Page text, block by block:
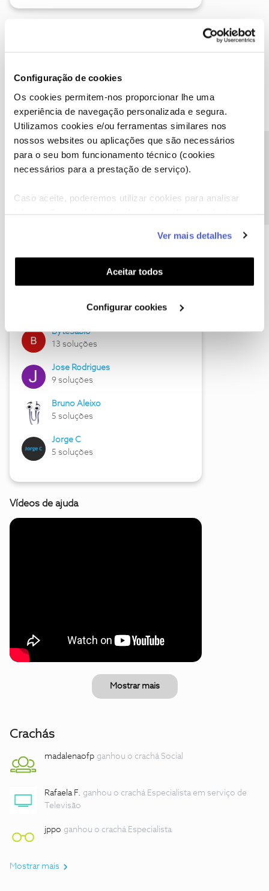
Configuração de cookies
Os cookies permitem-nos proporcionar lhe uma
experiência de navegação personalizada e segura.
Utilizamos cookies e/ou ferramentas similares nos
nossos websites ou aplicações que são necessários
para o seu bom funcionamento técnico (cookies
necessários para a prestação de serviço).
Caso aceite, poderemos utilizar cookies para analisar
funcionalidades (cookies de personalização e
funcionalidade) e adaptar anúncios aos seus interesses
(cookies de publicidade personalizada). Pode gerir a
utilização dos cookies clicando em "Configurar
Ver mais detalhes
Aceitar todos
Configurar cookies
Descubra as novidades de julho
Hall of Fame de julho
17 soluções
ByteSábio
13 soluções
Jose Rodrigues
9 soluções
Bruno Aleixo
5 soluções
Jorge C
5 soluções
Vídeos de ajuda
Mostrar mais
Crachás
madalenaofp ganhou o crachá Social
Rafaela F. ganhou o crachá Especialista em serviço de
Televisão
jppo ganhou o crachá Especialista
Mostrar mais